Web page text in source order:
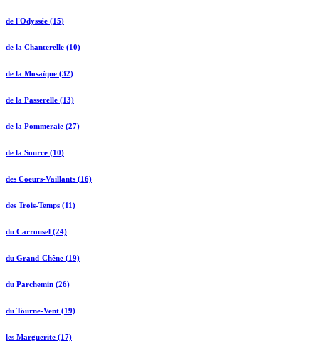
de l'Odyssée (15)
de la Chanterelle (10)
de la Mosaïque (32)
de la Passerelle (13)
de la Pommeraie (27)
de la Source (10)
des Coeurs-Vaillants (16)
des Trois-Temps (11)
du Carrousel (24)
du Grand-Chêne (19)
du Parchemin (26)
du Tourne-Vent (19)
les Marguerite (17)